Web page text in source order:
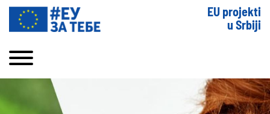
EU projekti
u Srbiji